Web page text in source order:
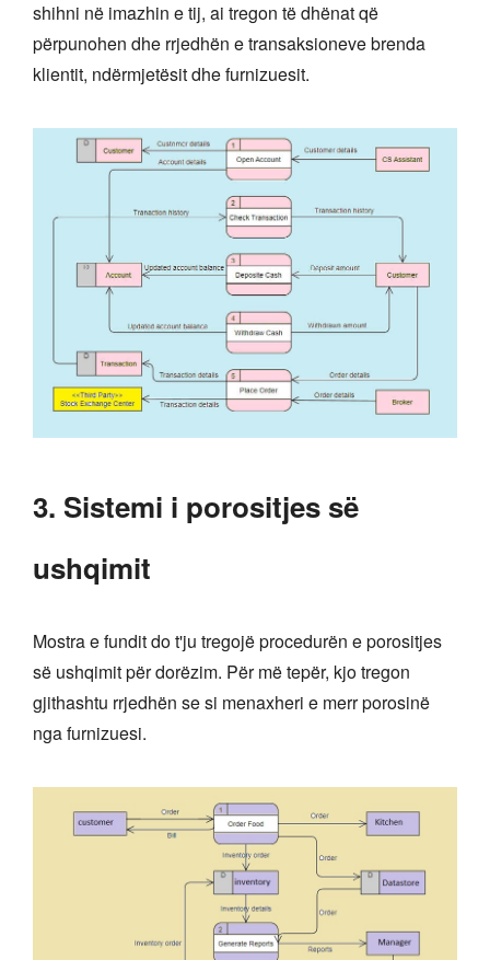
shihni në imazhin e tij, ai tregon të dhënat që
përpunohen dhe rrjedhën e transaksioneve brenda
klientit, ndërmjetësit dhe furnizuesit.
3. Sistemi i porositjes së
ushqimit
Mostra e fundit do t'ju tregojë procedurën e porositjes
së ushqimit për dorëzim. Për më tepër, kjo tregon
gjithashtu rrjedhën se si menaxheri e merr porosinë
nga furnizuesi.